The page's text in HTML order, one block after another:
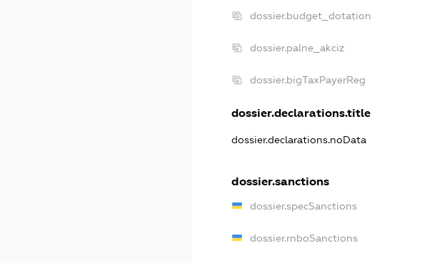
dossier.budget_dotation
dossier.palne_akciz
dossier.bigTaxPayerReg
dossier.declarations.title
dossier.declarations.noData
dossier.sanctions
dossier.specSanctions
dossier.rnboSanctions